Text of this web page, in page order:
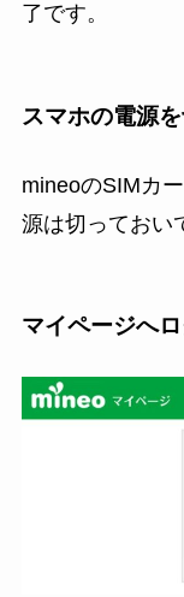
了です。
スマホの電源
mineoのSIMカ
源は切っておい
マイページへ